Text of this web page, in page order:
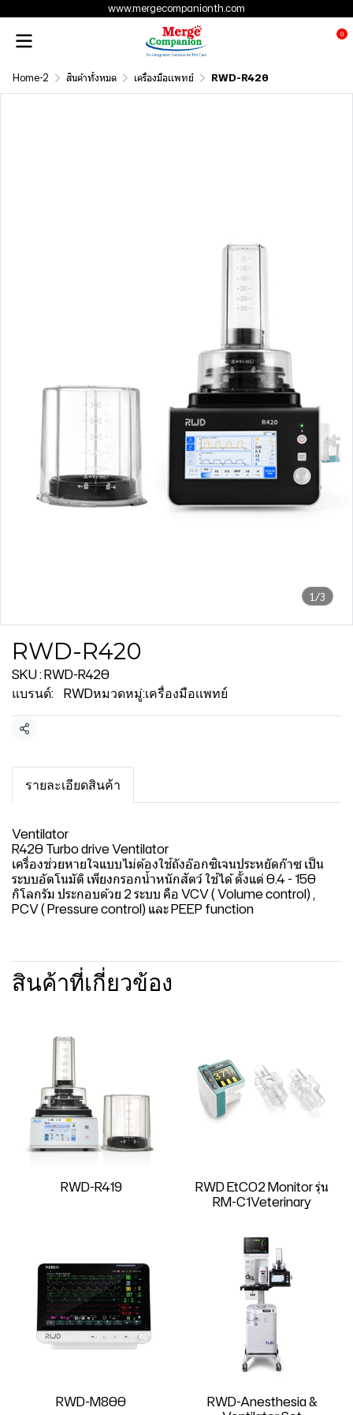
www.mergecompanionth.com
0
Home-2 สินค้าทั้งหมด เครื่องมือเเพทย์ RWD-R420
1/3
RWD-R420
SKU : RWD-R420
แบรนด์: RWDหมวดหมู่:เครื่องมือเเพทย์
แชร์
รายละเอียดสินค้า
Ventilator
R420 Turbo drive Ventilator
เครื่องช่วยหายใจแบบไม่ต้องใช้ถังอ๊อกซิเจนประหยัดก๊าซ เป็น
ระบบอัตโนมัติ เพียงกรอกน้ำหนักสัตว์ ใช้ได้ ตั้งแต่ 0.4 - 150
กิโลกรัม ประกอบด้วย 2 ระบบ คือ VCV ( Volume control) ,
PCV ( Pressure control) และ PEEP function
สินค้าที่เกี่ยวข้อง
RWD-R419
RWD EtCO2 Monitor รุ่น
RM-C1Veterinary
RWD-M800
RWD-Anesthesia &